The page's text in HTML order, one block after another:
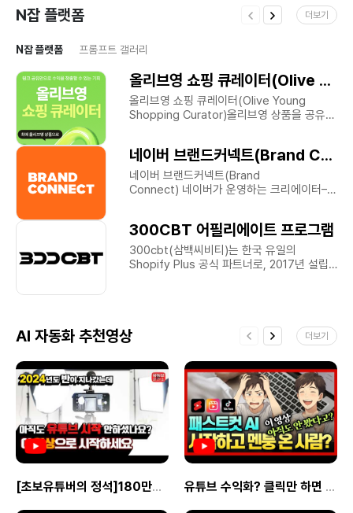
N잡 플랫폼
N잡 플랫폼 프롬프트 갤러리
더보기
올리브영
creator
삼성전자 ACE 제휴마케팅
삼성전자 ACE 파트너로 삼성전자 홈페이지
아이디만 있으면 추가정보 입력하고누구나
혜택판매금액의 3%수수료 지급ACE의
홍보로 제품이 판매되면 3% 수수료가
적립되어입력한 계좌를 통해 지급됩니다.추가
혜택+α 수수료 프로모션 운영내부 정책에
혜택을 제공합니다.ACE 활동 방법가입부터
활동까지 손쉬운 ACE, 지금 삼성전자
사업자몰과 함께하세요.삼성 계정만
있다면추가 정보를 입력하고ACE 가입
창출3% 이외의 추가 수수료는내부 정책에
따라 일정 및 조건이 달라질 수 있습니다.
ACE <= 클릭
세시간전 크리에이터 모집
더 많은 수익,세시간전에서는 가능해요다양한
여행 제휴사와 크리에이터 양성 프로그램을
<- 클릭왜 세시간전 인가요? 다양한
제휴링크를 한번에 만들고 관리할 수 있어요
10개 이상의 제휴링크를 만들고 최대 10%의
높은 수수료와 링크별 판매 관리를 손쉽게 할
통해 처음 시작하신분들도 고수익
크리에이터가 되실 수 있어요 크리에이터
성장 이미지 더 싸게 여행하고, 더 많은
수익을 낼 수 있어요 세시간전에서만
제공하는 쿠폰이나 프로모션을 통해 여행과
수익에 도움을 드려요세시간전
사용법Step1제휴링크를 만들어요!
제휴사이트 상품페이지에서 상품
링크를복사한 뒤 세시간전 스튜디오에
붙여넣으면제휴링크를 만들 수 있어요사용법
만든 제휴링크를 본인의 SNS 콘텐츠본문
몽키트래블 마케팅파트너
여행하면서 수익창출!몽키트래블 ‘마케팅
파트너’가 되어 주세요!믿음직한 몽키트래블
모집합니다.몽키트래블을 추천해 주시는
고객님, 크리에이터, 인플루언서 여러분께
수익을 나눠 드리고 싶어요.파트너
신청링크 <= 클릭몽키트래블 마케팅
파트너가 되면 좋은 점1. 첫 콘텐츠 발행 보상
포인트 제공​2. 여행 지원금 제공3. 월간
최우수 활동 파트너 보상 제공4. 몽키트래블
직영 투어 무료 제공5. 우수 파트너 대상 여행
팸트립 제공​6. 몽키트래블 온/오프라인 행사
시 우선 참여 기회 제공​7. 연말 파트너의 밤
제공9. 그 밖에 다양한 혜택 지원수익 창출
AI 자동화 추천영상 더보기
[초보유튜버의 정석]180만명이 시청한 유튜브 시작의 정석 몰아보기 | 유튜브 훈련소 베스트 콜렉션 유튜브 수익화? 클릭만 하면 끝! 상품 영상 자동 생성하는 법 패스트컷AI 상품 리뷰 영상 만들기 총정리